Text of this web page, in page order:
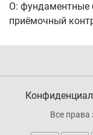
О: фундаментные
приёмочный
Все